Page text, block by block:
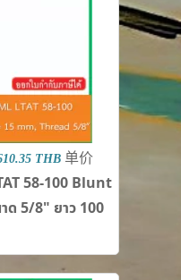
THB 单价
58-100 Blunt
5/8" ยาว 100